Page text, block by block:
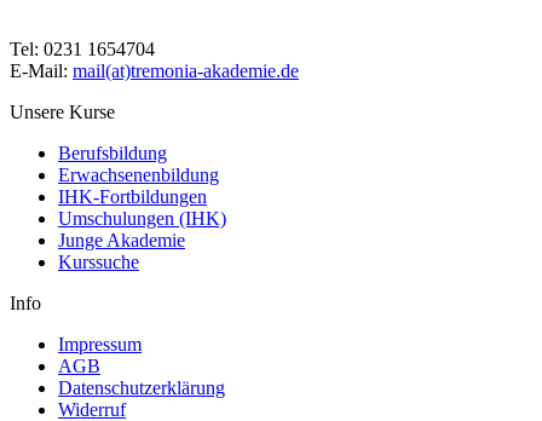
Tel: 0231 1654704
E-Mail: mail(at)tremonia-akademie.de
Unsere Kurse
Berufsbildung
Erwachsenenbildung
IHK-Fortbildungen
Umschulungen (IHK)
Junge Akademie
Kurssuche
Info
Impressum
AGB
Datenschutzerklärung
Widerruf